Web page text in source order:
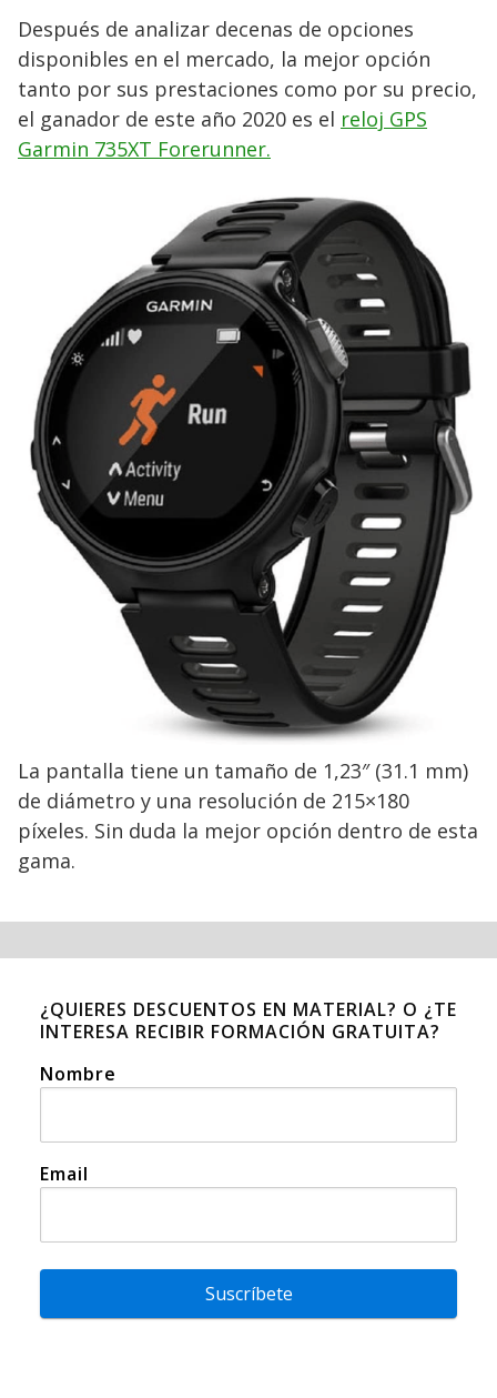
Después de analizar decenas de opciones
disponibles en el mercado, la mejor opción
tanto por sus prestaciones como por su precio,
el ganador de este año 2020 es el reloj GPS
Garmin 735XT Forerunner.
La pantalla tiene un tamaño de 1,23″ (31.1 mm)
de diámetro y una resolución de 215×180
píxeles. Sin duda la mejor opción dentro de esta
gama.
¿QUIERES DESCUENTOS EN MATERIAL? O ¿TE
INTERESA RECIBIR FORMACIÓN GRATUITA?
Nombre
Email
Suscríbete